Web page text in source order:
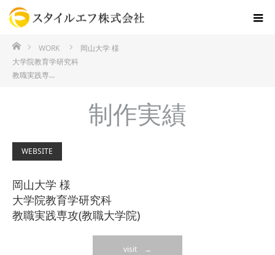
ホームWORK
岡山大学 様
大学院教育学研究科
教職実践専…
制作実績
WEBSITE
岡山大学 様
大学院教育学研究科
教職実践専攻(教職大学院)
visit →